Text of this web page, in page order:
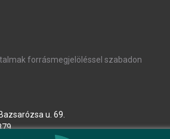
forrásmegjelöléssel szabadon
u. 69.